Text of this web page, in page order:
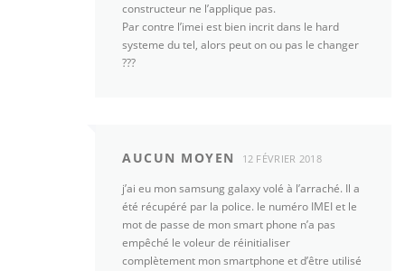
constructeur ne l’applique pas.
Par contre l’imei est bien incrit dans le hard
systeme du tel, alors peut on ou pas le changer
???
AUCUN MOYEN 12 FÉVRIER 2018
j’ai eu mon samsung galaxy volé à l’arraché. Il a
été récupéré par la police. le numéro IMEI et le
mot de passe de mon smart phone n’a pas
empêché le voleur de réinitialiser
complètement mon smartphone et d’être utilisé